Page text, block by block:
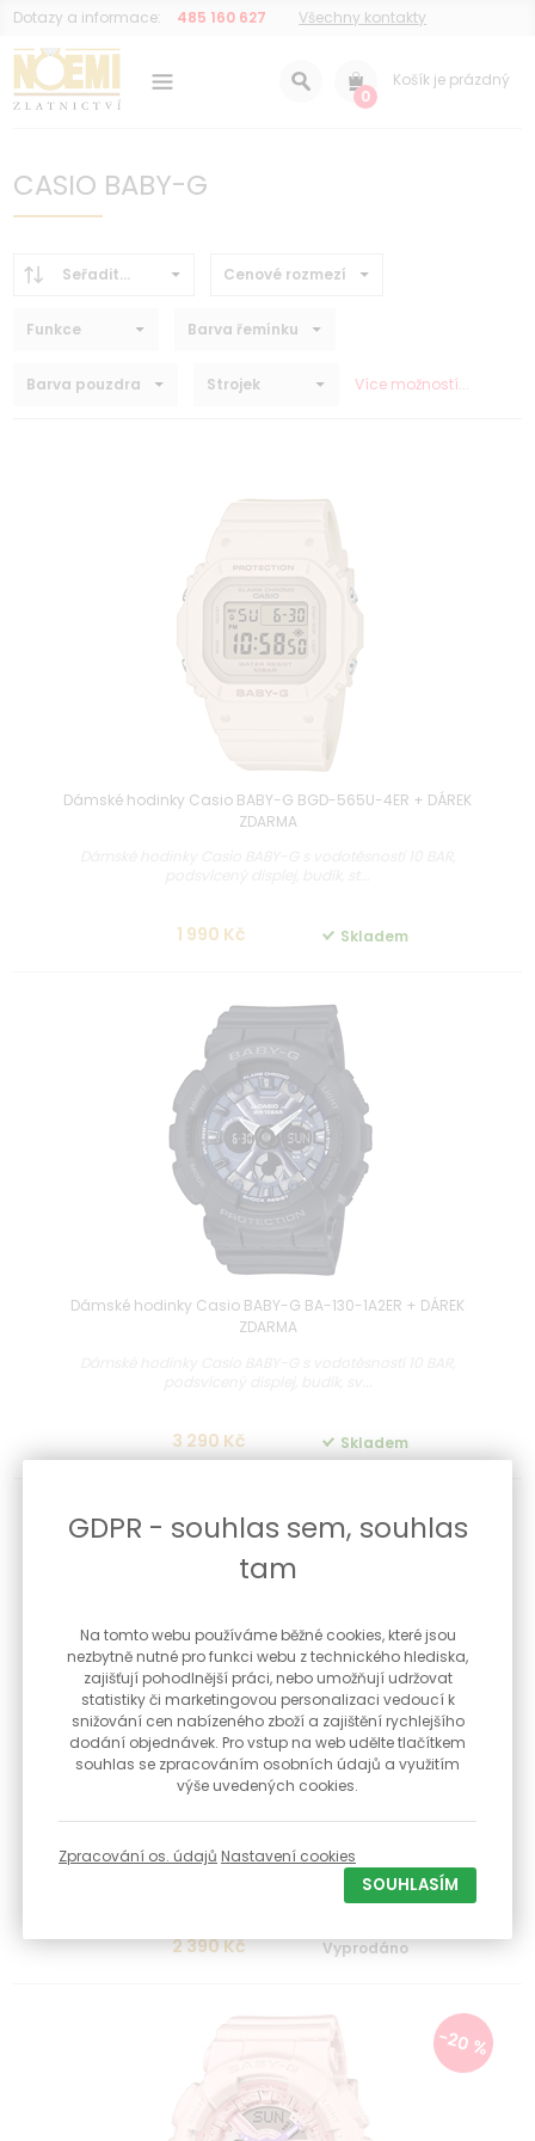
Dotazy a informace: 485 160 627 Všechny kontakty
0
Košík je prázdný
CASIO BABY-G
Seřadit... Cenové rozmezí
Funkce Barva řemínku
Barva pouzdra Strojek Více možností...
Dámské hodinky Casio BABY-G BGD-565U-4ER + DÁREK
ZDARMA
1 990 Kč Skladem
Dámské hodinky Casio BABY-G BA-130-1A2ER + DÁREK
ZDARMA
3 290 Kč Skladem
-20 %
Dámské hodinky Casio BABY-G s vodotěsností 10 BAR,
podsvícený displej, budík, sv...
2 390 Kč Vyprodáno
-20 %
GDPR - souhlas sem, souhlas
tam
Na tomto webu používáme běžné cookies, které jsou
nezbytně nutné pro funkci webu z technického hlediska,
zajišťují pohodlnější práci, nebo umožňují udržovat
statistiky či marketingovou personalizaci vedoucí k
snižování cen nabízeného zboží a zajištění rychlejšího
dodání objednávek. Pro vstup na web udělte tlačítkem
souhlas se zpracováním osobních údajů a využitím
výše uvedených cookies.
Zpracování os. údajů Nastavení cookies
SOUHLASÍM